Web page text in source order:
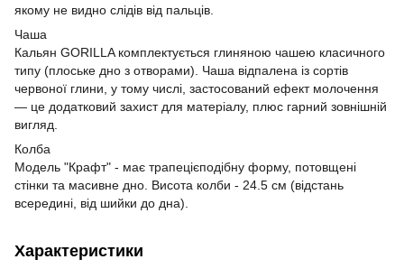
якому не видно слідів від пальців.
Чаша
Кальян GORILLA комплектується глиняною чашею класичного
типу (плоське дно з отворами). Чаша відпалена із сортів
червоної глини, у тому числі, застосований ефект молочення
— це додатковий захист для матеріалу, плюс гарний зовнішній
вигляд.
Колба
Модель "Крафт" - має трапецієподібну форму, потовщені
стінки та масивне дно. Висота колби - 24.5 см (відстань
всередині, від шийки до дна).
Характеристики